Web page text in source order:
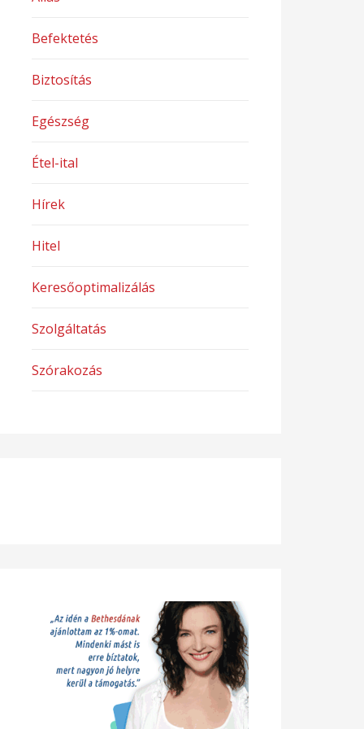
Befektetés
Biztosítás
Egészség
Étel-ital
Hírek
Hitel
Keresőoptimalizálás
Szolgáltatás
Szórakozás